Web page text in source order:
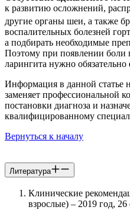
к развитию осложнений,
другие органы шеи, а также
воспалительных болезней
а подбирать необходимые
Поэтому при появлении боли
ларингита нужно обязательно
Информация в данной статье
заменяет профессиональной
постановки диагноза и
квалифицированному
Вернуться к началу
Литература
Клинические
взрослые) – 2019 год, 26